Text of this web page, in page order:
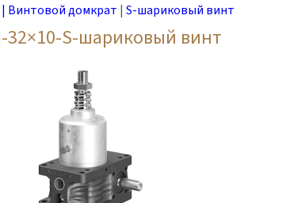
| Винтовой домкрат |S-шариковый винт
32×10-S-шариковый винт